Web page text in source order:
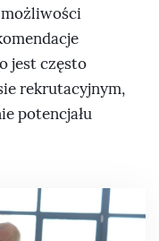
jest często
rekrutacyjnym,
potencjału